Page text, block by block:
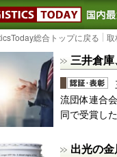
総合トップに戻る 取
三井倉
流団体連合
同で受賞し
出光の